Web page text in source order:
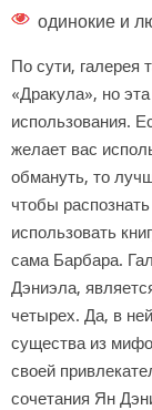
одинокие и
По сути,
«Дракула», но
использования.
желает вас
обмануть, то
чтобы
использовать
сама Барбара.
Дэниэла,
четырех. Да, в
существа из
своей
сочетания Ян